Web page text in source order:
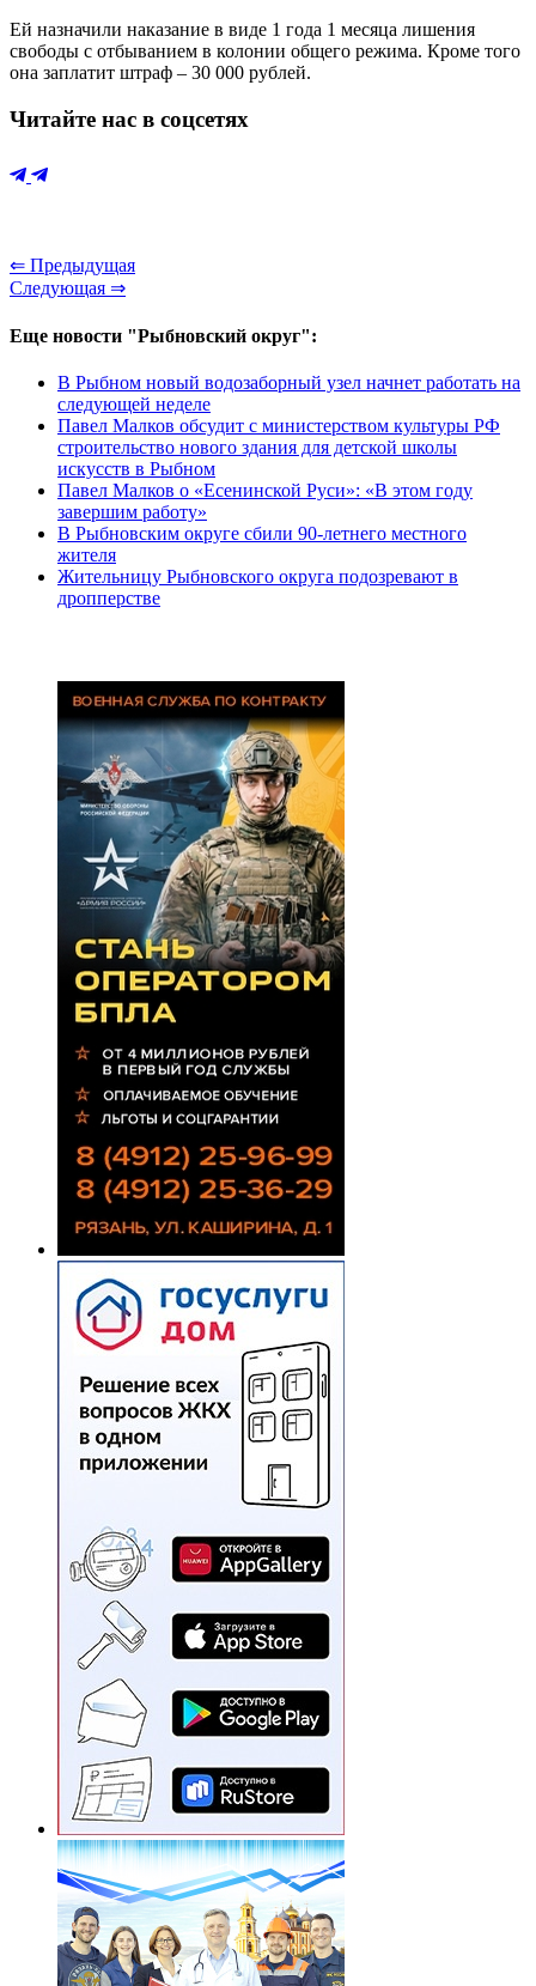
Ей назначили наказание в виде 1 года 1 месяца лишения
свободы с отбыванием в колонии общего режима. Кроме того
она заплатит штраф – 30 000 рублей.
Читайте нас в соцсетях
⇐ Предыдущая
Следующая ⇒
Еще новости "Рыбновский округ":
В Рыбном новый водозаборный узел начнет работать на
следующей неделе
Павел Малков обсудит с министерством культуры РФ
строительство нового здания для детской школы
искусств в Рыбном
Павел Малков о «Есенинской Руси»: «В этом году
завершим работу»
В Рыбновским округе сбили 90-летнего местного
жителя
Жительницу Рыбновского округа подозревают в
дропперстве